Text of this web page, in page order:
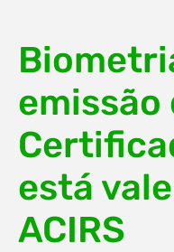
emissão
está
ACIRS